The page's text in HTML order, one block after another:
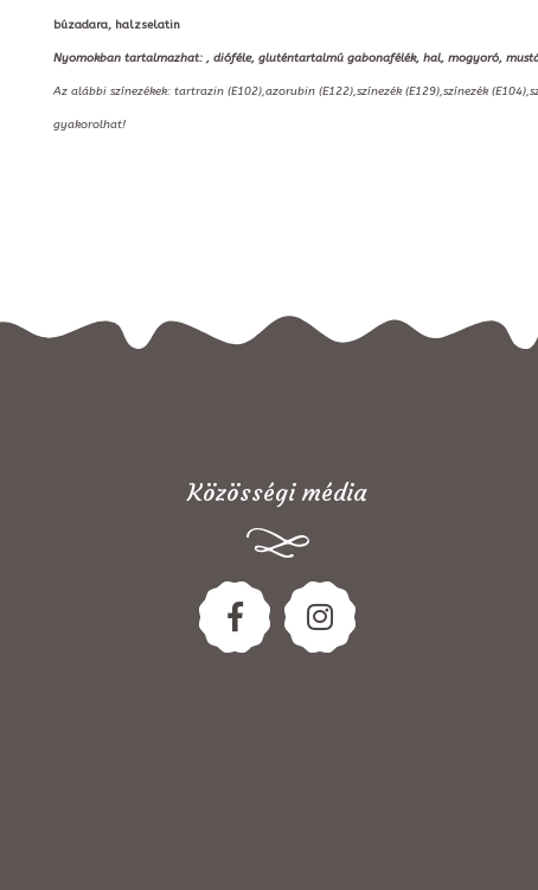
búzadara, halzselatin
Nyomokban tartalmazhat: , dióféle, gluténtartalmú gabonafélék, hal, mogyoró,
Az alábbi színezékek: tartrazin (E102),azorubin (E122),színezék (E129),színezék
gyakorolhat!
Közösségi média